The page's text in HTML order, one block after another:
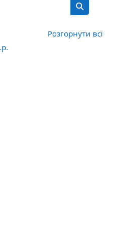
Пошук
Розгорнути всі